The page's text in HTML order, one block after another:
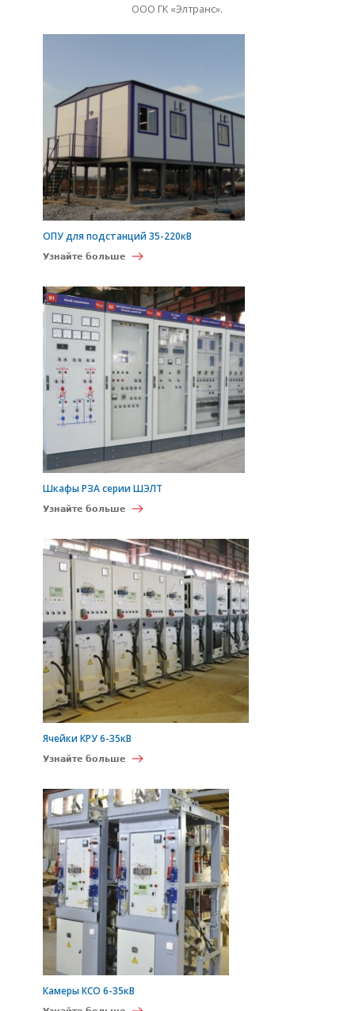
ООО ГК «Элтранс».
ОПУ для подстанций 35-220кВ
Узнайте больше
Шкафы РЗА серии ШЭЛТ
Узнайте больше
Ячейки КРУ 6-35кВ
Узнайте больше
Камеры КСО 6-35кВ